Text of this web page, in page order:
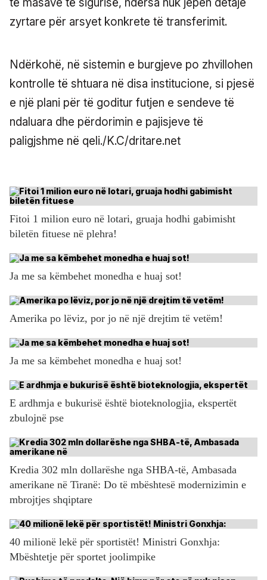
zyrtare për arsyet konkrete të transferimit.
Ndërkohë, në sistemin e burgjeve po zhvillohen
kontrolle të shtuara në disa institucione, si pjesë
e një plani për të goditur futjen e sendeve të
ndaluara dhe përdorimin e pajisjeve të
paligjshme në qeli./K.C/dritare.net
Fitoi 1 milion euro në lotari, gruaja hodhi gabimisht
biletën fituese në plehra!
Ja me sa këmbehet monedha e huaj sot!
Amerika po lëviz, por jo në një drejtim të vetëm!
Ja me sa këmbehet monedha e huaj sot!
E ardhmja e bukurisë është bioteknologjia, ekspertët
zbulojnë pse
Kredia 302 mln dollarëshe nga SHBA-të, Ambasada
amerikane në Tiranë: Do të mbështesë modernizimin e
mbrojtjes shqiptare
40 milionë lekë për sportistët! Ministri Gonxhja:
Mbështetje për sportet joolimpike